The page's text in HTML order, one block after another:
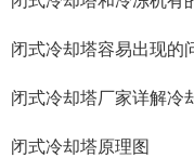
闭式冷却塔容易出现的
闭式冷却塔厂家详解冷
闭式冷却塔原理图